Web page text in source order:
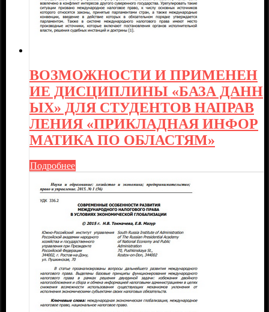
ВОЗМОЖНОСТИ И ПРИМЕНЕН
ИЕ ДИСЦИПЛИНЫ «БАЗА ДАНН
ЫХ» ДЛЯ СТУДЕНТОВ НАПРАВ
ЛЕНИЯ «ПРИКЛАДНАЯ ИНФОР
МАТИКА ПО ОБЛАСТЯМ»
Подробнее